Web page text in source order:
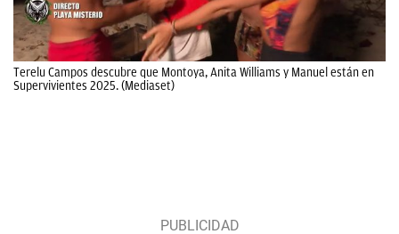
Terelu Campos descubre que Montoya, Anita Williams y Manuel están en
Supervivientes 2025. (Mediaset)